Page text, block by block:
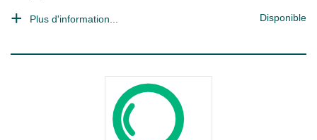
Plus d'information... Disponible